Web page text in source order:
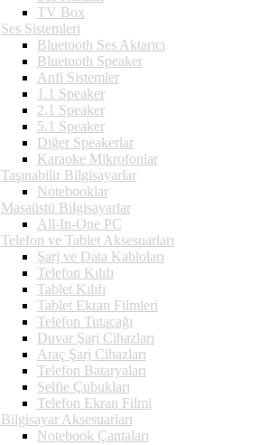
TV Box
Ses Sistemleri
Bluetooth Ses Aktarıcı
Bluetooth Speaker
Anfi Sistemler
1.1 Speaker
2.1 Speaker
5.1 Speaker
Diğer Speakerlar
Karaoke Mikrofonlar
Taşınabilir Bilgisayarlar
Notebooklar
Masaüstü Bilgisayarlar
All-In-One PC
Telefon ve Tablet Aksesuarları
Şarj ve Data Kabloları
Telefon Kılıfı
Tablet Kılıfı
Tablet Ekran Filmleri
Telefon Tutacağı
Duvar Şarj Cihazları
Araç Şarj Cihazları
Telefon Bataryaları
Selfie Çubukları
Telefon Ekran Filmi
Bilgisayar Aksesuarları
Notebook Çantaları